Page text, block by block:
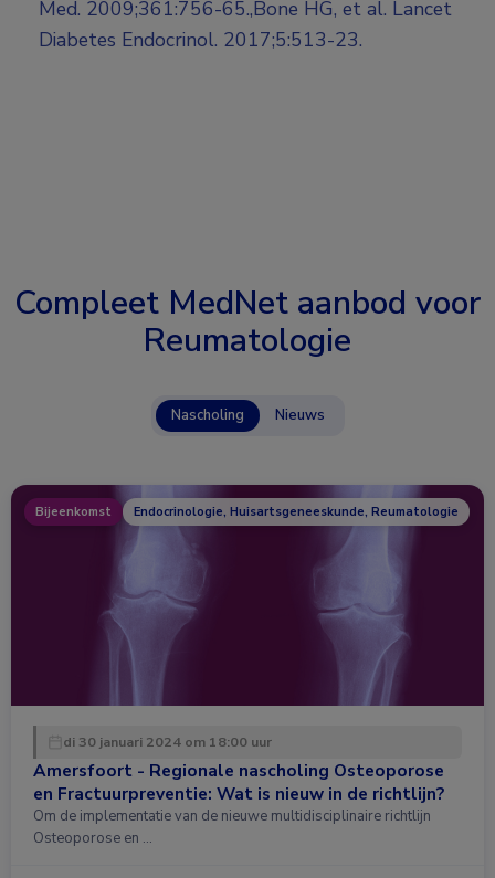
Med. 2009;361:756-65.,Bone HG, et al. Lancet
Diabetes Endocrinol. 2017;5:513-23.
Compleet MedNet aanbod voor
Reumatologie
Nascholing Nieuws
Bijeenkomst Endocrinologie, Huisartsgeneeskunde, Reumatologie
di 30 januari 2024 om 18:00 uur
Amersfoort - Regionale nascholing Osteoporose
en Fractuurpreventie: Wat is nieuw in de richtlijn?
Om de implementatie van de nieuwe multidisciplinaire richtlijn
Osteoporose en …